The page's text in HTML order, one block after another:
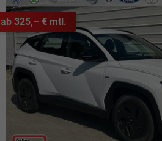
ab 325,– € mtl.